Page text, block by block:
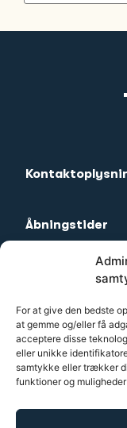
For at give den bedste
at gemme og/eller få
acceptere disse
eller unikke
samtykke eller trækker
funktioner og
Åbningstider
Mest besøgte
Kundeservice